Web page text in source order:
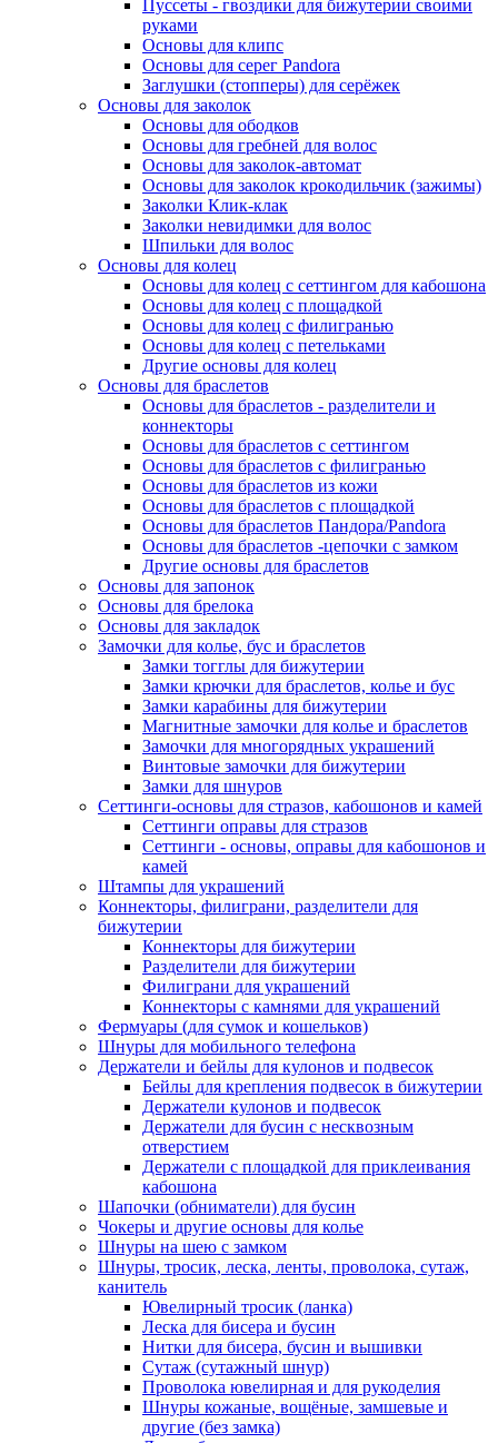
Пуссеты - гвоздики для бижутерии своими
руками
Основы для клипс
Основы для серег Pandora
Заглушки (стопперы) для серёжек
Основы для заколок
Основы для ободков
Основы для гребней для волос
Основы для заколок-автомат
Основы для заколок крокодильчик (зажимы)
Заколки Клик-клак
Заколки невидимки для волос
Шпильки для волос
Основы для колец
Основы для колец с сеттингом для кабошона
Основы для колец с площадкой
Основы для колец с филигранью
Основы для колец с петельками
Другие основы для колец
Основы для браслетов
Основы для браслетов - разделители и
коннекторы
Основы для браслетов с сеттингом
Основы для браслетов с филигранью
Основы для браслетов из кожи
Основы для браслетов с площадкой
Основы для браслетов Пандора/Pandora
Основы для браслетов -цепочки с замком
Другие основы для браслетов
Основы для запонок
Основы для брелока
Основы для закладок
Замочки для колье, бус и браслетов
Замки тогглы для бижутерии
Замки крючки для браслетов, колье и бус
Замки карабины для бижутерии
Магнитные замочки для колье и браслетов
Замочки для многорядных украшений
Винтовые замочки для бижутерии
Замки для шнуров
Сеттинги-основы для стразов, кабошонов и камей
Сеттинги оправы для стразов
Сеттинги - основы, оправы для кабошонов и
камей
Штампы для украшений
Коннекторы, филиграни, разделители для
бижутерии
Коннекторы для бижутерии
Разделители для бижутерии
Филиграни для украшений
Коннекторы с камнями для украшений
Фермуары (для сумок и кошельков)
Шнуры для мобильного телефона
Держатели и бейлы для кулонов и подвесок
Бейлы для крепления подвесок в бижутерии
Держатели кулонов и подвесок
Держатели для бусин с несквозным
отверстием
Держатели с площадкой для приклеивания
кабошона
Шапочки (обниматели) для бусин
Чокеры и другие основы для колье
Шнуры на шею с замком
Шнуры, тросик, леска, ленты, проволока, сутаж,
канитель
Ювелирный тросик (ланка)
Леска для бисера и бусин
Нитки для бисера, бусин и вышивки
Сутаж (сутажный шнур)
Проволока ювелирная и для рукоделия
Шнуры кожаные, вощёные, замшевые и
другие (без замка)